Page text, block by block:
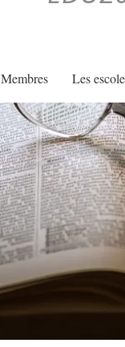
Membres Les